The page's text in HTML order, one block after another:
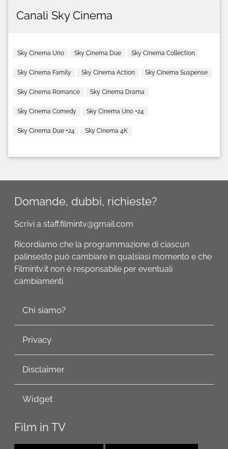
Canali Sky Cinema
Sky Cinema Uno Sky Cinema Due Sky Cinema Collection
Sky Cinema Family Sky Cinema Action Sky Cinema Suspense
Sky Cinema Romance Sky Cinema Drama
Sky Cinema Comedy Sky Cinema Uno +24
Sky Cinema Due +24 Sky Cinema 4K
Domande, dubbi, richieste?
Scrivi a staff.filmintv@gmail.com
Ricordiamo che la programmazione di ciascun
palinsesto può cambiare in qualsiasi momento e che
Filmintv.it non è responsabile per eventuali
cambiamenti.
Chi siamo?
Privacy
Disclaimer
Widget
Film in TV